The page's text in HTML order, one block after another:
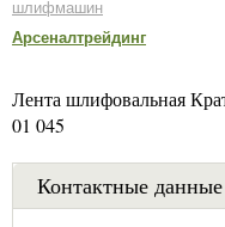
шлифмашин
Арсеналтрейдинг
Лента шлифовальная
01 045
Контактные данные